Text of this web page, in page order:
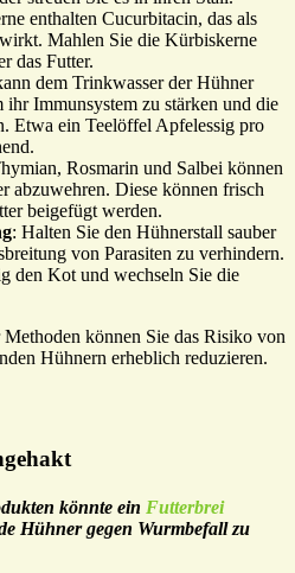
enthalten Cucurbitacin, das als
Mahlen Sie die Kürbiskerne
das Futter.
dem Trinkwasser der Hühner
Immunsystem zu stärken und die
Etwa ein Teelöffel Apfelessig pro
Rosmarin und Salbei können
abzuwehren. Diese können frisch
beigefügt werden.
: Halten Sie den Hühnerstall sauber
von Parasiten zu verhindern.
den Kot und wechseln Sie die
können Sie das Risiko von
Hühnern erheblich reduzieren.
könnte ein Futterbrei
Hühner gegen Wurmbefall zu